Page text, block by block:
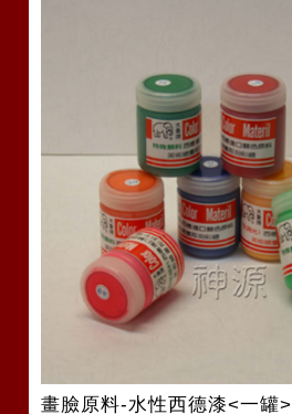
畫臉原料-水性西德漆<一罐>